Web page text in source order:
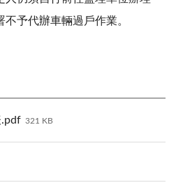
予代辦車輛過戶作業。
.pdf 321 KB